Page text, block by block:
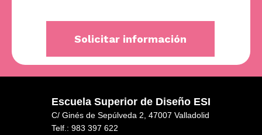
Escuela Superior de Diseño ESI
C/ Ginés de Sepúlveda 2, 47007 Valladolid
Telf.: 983 397 622